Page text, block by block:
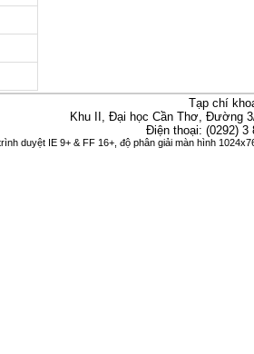
Tạp chí
Khu II, Đại học Cần Thơ, Đường
Điện thoại: (0292)
duyệt IE 9+ & FF 16+, độ phân giải màn hình